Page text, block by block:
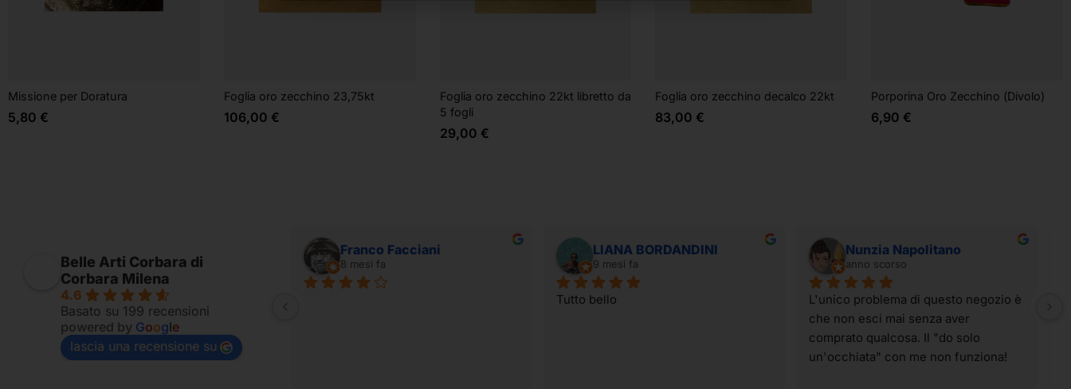
Missione per Doratura
5,80 €
Foglia oro zecchino 23,75kt
106,00 €
Foglia oro zecchino 22kt libretto da
5 fogli
29,00 €
Foglia oro zecchino decalco 22kt
83,00 €
Porporina Oro Zecchino (Divolo)
6,90 €
Belle Arti Corbara di
Corbara Milena
4.6
Basato su 199 recensioni
powered by Google
lascia una recensione su
7 mesi fa
Fornito per appassionati
Franco Facciani
8 mesi fa
LIANA BORDANDINI
9 mesi fa
Tutto bello
Nunzia Napolitano
anno scorso
L'unico problema di questo negozio è
che non esci mai senza aver
comprato qualcosa. Il "do solo
un'occhiata" con me non funziona!